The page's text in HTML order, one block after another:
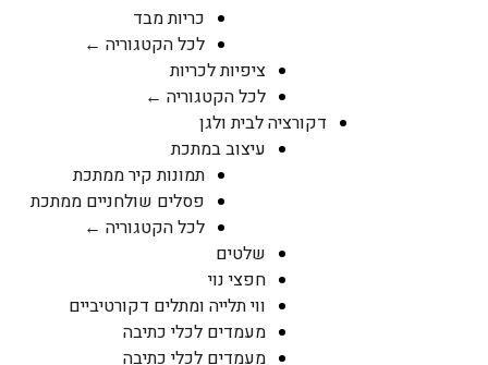
כריות מבד
לכל הקטגוריה ←
ציפיות לכריות
לכל הקטגוריה ←
דקורציה לבית ולגן
עיצוב במתכת
תמונות קיר ממתכת
פסלים שולחניים ממתכת
לכל הקטגוריה ←
שלטים
חפצי נוי
ווי תלייה ומתלים דקורטיביים
מעמדים לכלי כתיבה
מעמדים לכלי כתיבה